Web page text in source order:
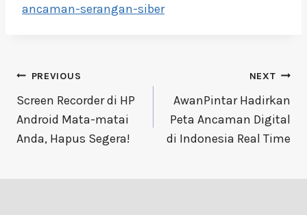
ancaman-serangan-siber
Post
navigation
PREVIOUS
Screen Recorder di HP
Android Mata-matai
Anda, Hapus Segera!
NEXT
AwanPintar Hadirkan
Peta Ancaman Digital
di Indonesia Real Time